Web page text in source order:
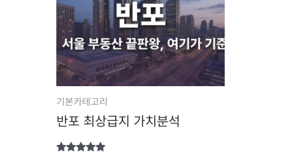
기본카테고리
반포 최상급지 가치분석